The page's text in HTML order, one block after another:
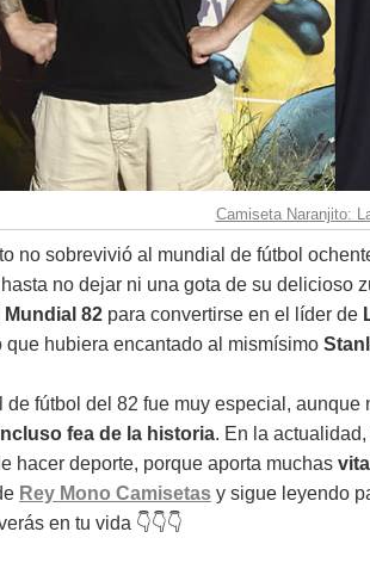
Camiseta Naranjito:
no sobrevivió al mundial de fútbol
no dejar ni una gota de su delicioso
82 para convertirse en el líder de
que hubiera encantado al mismísimo
de fútbol del 82 fue muy especial,
fea de la historia. En la
hacer deporte, porque aporta muchas
Rey Mono Camisetas y sigue leyendo
en tu vida 👇👇👇